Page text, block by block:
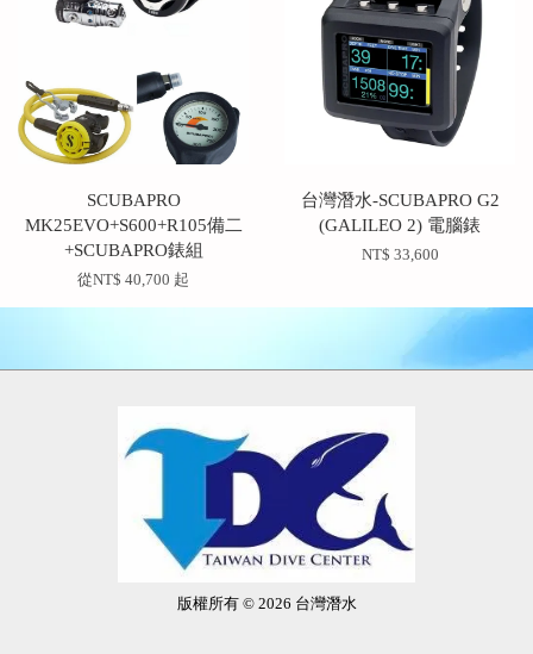
SCUBAPRO
MK25EVO+S600+R105備二
+SCUBAPRO錶組
從NT$ 40,700 起
台灣潛水-SCUBAPRO G2
(GALILEO 2) 電腦錶
NT$ 33,600
版權所有 © 2026 台灣潛水